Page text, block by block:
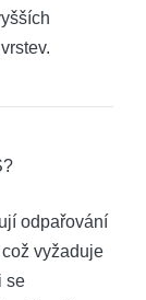
odpařování
vyžaduje
se